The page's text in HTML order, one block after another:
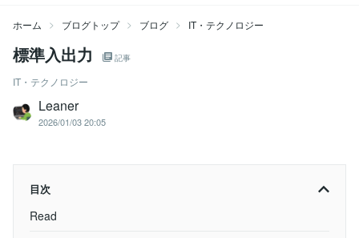
ホーム ブログトップ ブログ IT・テクノロジー
標準入出力 記事
IT・テクノロジー
Leaner
2026/01/03 20:05
目次
Read